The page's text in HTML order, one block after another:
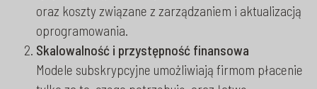
oraz koszty związane z zarządzaniem i aktualizacją
oprogramowania.
Skalowalność i przystępność finansowa
Modele subskrypcyjne umożliwiają firmom płacenie